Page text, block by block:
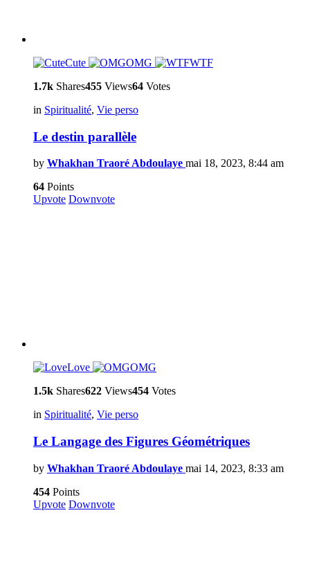
Cute OMG
WTF
1.7k Shares455 Views64 Votes
in Spiritualité, Vie perso
Le destin parallèle
by Whakhan Traoré Abdoulaye mai 18, 2023, 8:44 am
64 Points
Upvote Downvote
Love
OMG
1.5k Shares622 Views454 Votes
in Spiritualité, Vie perso
Le Langage des Figures Géométriques
by Whakhan Traoré Abdoulaye mai 14, 2023, 8:33 am
454 Points
Upvote Downvote